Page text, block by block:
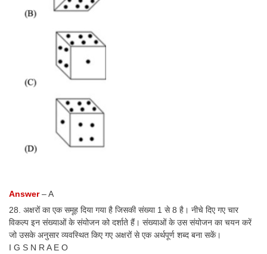
Answer– A
28. अक्षरों का एक समूह दिया गया है जिसकी संख्या 1 से 8 है। नीचे दिए गए चार
विकल्प इन संख्याओं के संयोजन को दर्शाते हैं। संख्याओं के उस संयोजन का चयन करें
जो उसके अनुसार व्यवस्थित किए गए अक्षरों से एक अर्थपूर्ण शब्द बना सकें।
I G S N R A E O